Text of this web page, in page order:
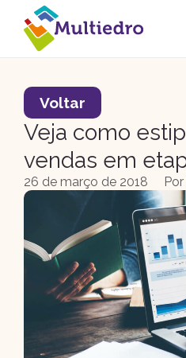
Voltar
Veja como
vendas em
26 de março de 2018 Por